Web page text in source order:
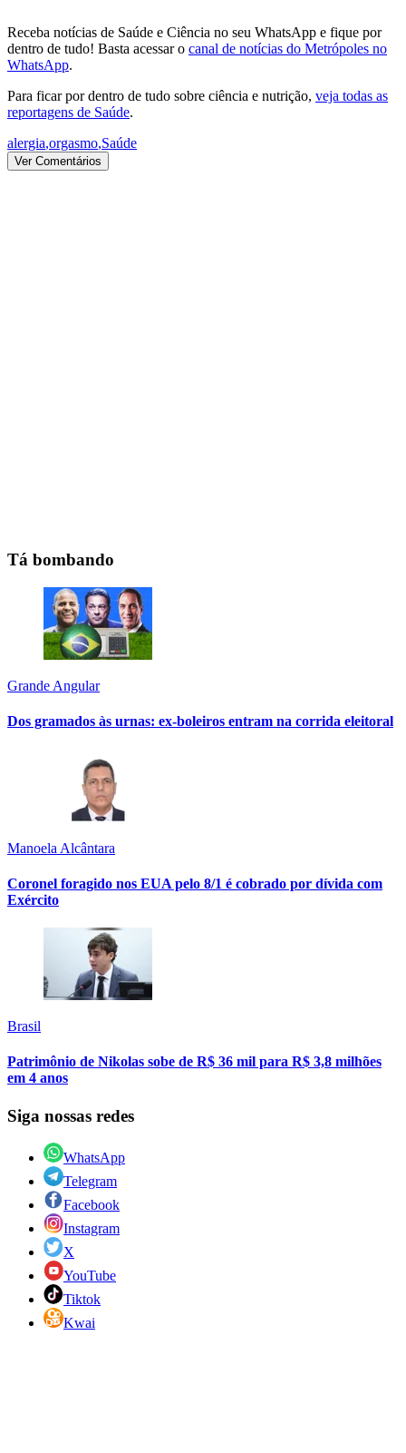
Receba notícias de Saúde e Ciência no seu WhatsApp e fique por
dentro de tudo! Basta acessar o canal de notícias do Metrópoles no
WhatsApp.
Para ficar por dentro de tudo sobre ciência e nutrição, veja todas as
reportagens de Saúde.
alergia,orgasmo,Saúde
Ver Comentários
Tá bombando
Grande Angular
Dos gramados às urnas: ex-boleiros entram na corrida eleitoral
Manoela Alcântara
Coronel foragido nos EUA pelo 8/1 é cobrado por dívida com
Exército
Brasil
Patrimônio de Nikolas sobe de R$ 36 mil para R$ 3,8 milhões
em 4 anos
Siga nossas redes
WhatsApp
Telegram
Facebook
Instagram
X
YouTube
Tiktok
Kwai